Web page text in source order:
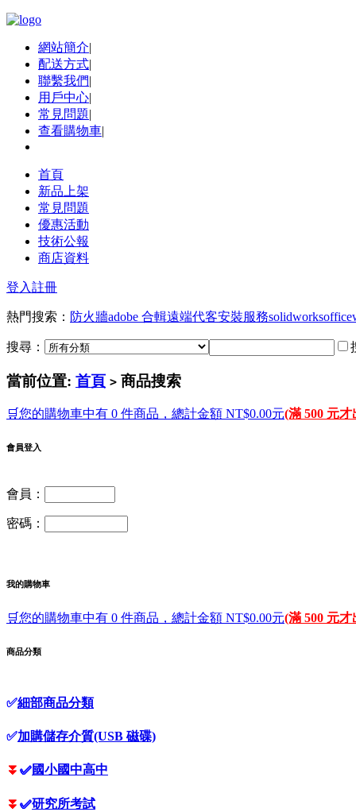
網站簡介|
配送方式|
聯繫我們|
用戶中心|
常見問題|
查看購物車|
首頁
新品上架
常見問題
優惠活動
技術公報
商店資料
登入註冊
熱門搜索： 防火牆adobe 合輯遠端代客安裝服務solidworksoffice
搜尋：
當前位置: 首頁 > 商品搜索
🛒您的購物車中有 0 件商品，總計金額 NT$0.00元(滿 500 元才
會員登入
會員：
密碼：
我的購物車
🛒您的購物車中有 0 件商品，總計金額 NT$0.00元(滿 500 元才
商品分類
✅細部商品分類
✅加購儲存介質(USB 磁碟)
⏬ ✅國小國中高中
⏬ ✅研究所考試